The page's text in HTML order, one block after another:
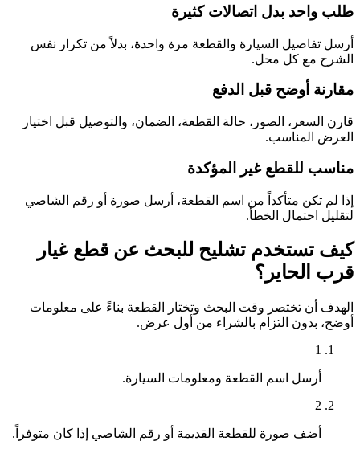
طلب واحد بدل اتصالات كثيرة
أرسل تفاصيل السيارة والقطعة مرة واحدة، بدلاً من تكرار نفس
الشرح مع كل محل.
مقارنة أوضح قبل الدفع
قارن السعر، الصور، حالة القطعة، الضمان، والتوصيل قبل اختيار
العرض المناسب.
مناسب للقطع غير المؤكدة
إذا لم تكن متأكداً من اسم القطعة، أرسل صورة أو رقم الشاصي
لتقليل احتمال الخطأ.
كيف تستخدم تشليح للبحث عن قطع غيار
قرب الحاير؟
الهدف أن تختصر وقت البحث وتختار القطعة بناءً على معلومات
أوضح، بدون التزام بالشراء من أول عرض.
1
أرسل اسم القطعة ومعلومات السيارة.
2
أضف صورة للقطعة القديمة أو رقم الشاصي إذا كان متوفراً.